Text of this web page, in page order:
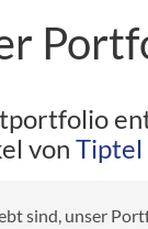
von Tiptel
sind, unser